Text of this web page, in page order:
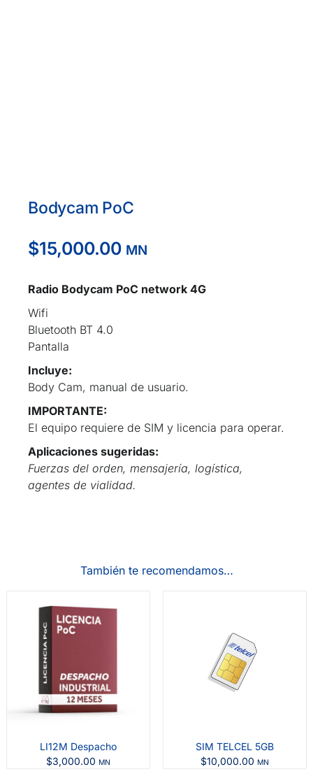
Bodycam PoC
$15,000.00 MN
Radio Bodycam PoC network 4G
Wifi
Bluetooth BT 4.0
Pantalla
Incluye:
Body Cam, manual de usuario.
IMPORTANTE:
El equipo requiere de SIM y licencia para operar.
Aplicaciones sugeridas:
Fuerzas del orden, mensajería, logística,
agentes de vialidad.
También te recomendamos…
LI12M Despacho
$3,000.00 MN
SIM TELCEL 5GB
$10,000.00 MN